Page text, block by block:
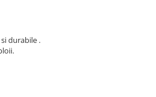
durabile .